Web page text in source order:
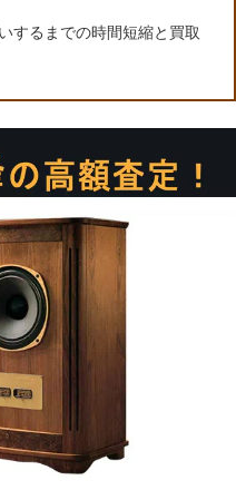
するまでの時間短縮と買取